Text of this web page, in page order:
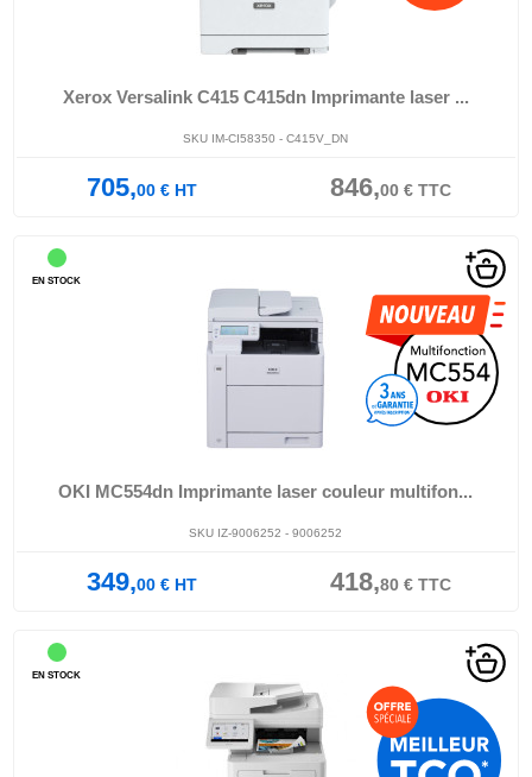
Xerox Versalink C415 C415dn Imprimante laser ...
SKU IM-CI58350 - C415V_DN
705,00€HT 846,00€TTC
OKI MC554dn Imprimante laser couleur multifon...
SKU IZ-9006252 - 9006252
349,00€HT 418,80€TTC
EN STOCK
EN STOCK